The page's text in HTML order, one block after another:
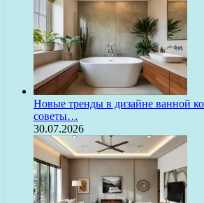
Новые тренды в дизайне ванной
советы…
30.07.2026